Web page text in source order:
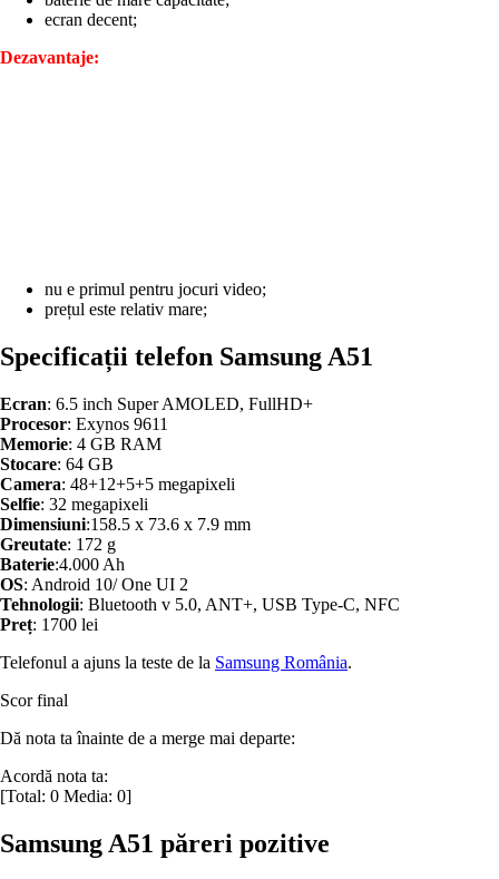
ecran decent;
Dezavantaje:
nu e primul pentru jocuri video;
prețul este relativ mare;
Specificații telefon Samsung A51
Ecran: 6.5 inch Super AMOLED, FullHD+
Procesor: Exynos 9611
Memorie: 4 GB RAM
Stocare: 64 GB
Camera: 48+12+5+5 megapixeli
Selfie: 32 megapixeli
Dimensiuni:158.5 x 73.6 x 7.9 mm
Greutate: 172 g
Baterie:4.000 Ah
OS: Android 10/ One UI 2
Tehnologii: Bluetooth v 5.0, ANT+, USB Type-C, NFC
Preț: 1700 lei
Telefonul a ajuns la teste de la Samsung România.
Scor final
Dă nota ta înainte de a merge mai departe:
Acordă nota ta:
[Total: 0 Media: 0]
Samsung A51 păreri pozitive